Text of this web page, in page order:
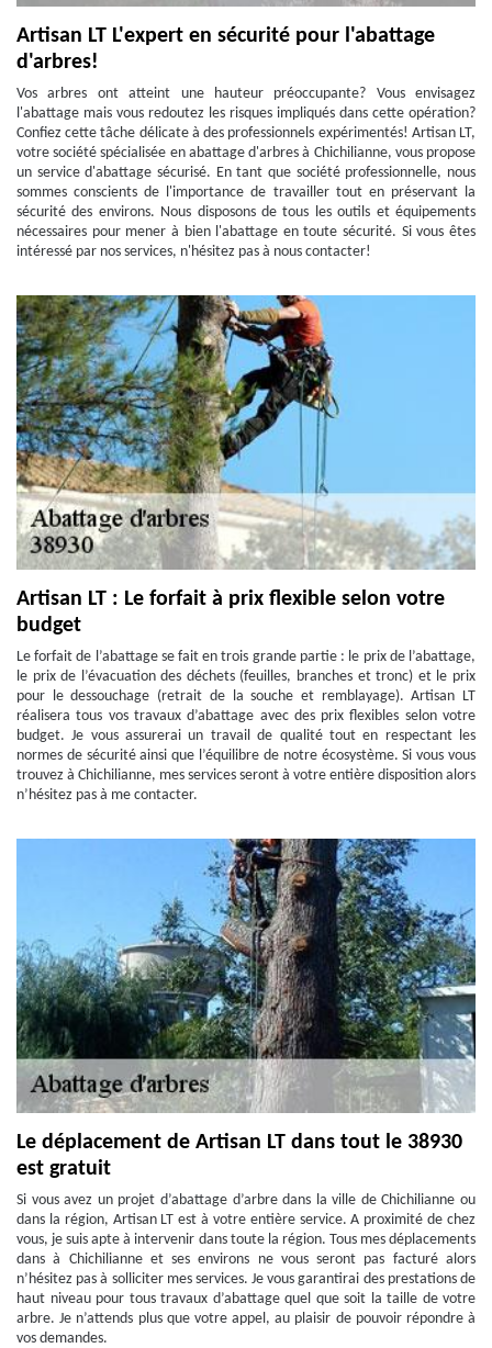
Artisan LT L'expert en sécurité pour l'abattage
d'arbres!
Vos arbres ont atteint une hauteur préoccupante? Vous envisagez
l'abattage mais vous redoutez les risques impliqués dans cette opération?
Confiez cette tâche délicate à des professionnels expérimentés! Artisan LT,
votre société spécialisée en abattage d'arbres à Chichilianne, vous propose
un service d'abattage sécurisé. En tant que société professionnelle, nous
sommes conscients de l'importance de travailler tout en préservant la
sécurité des environs. Nous disposons de tous les outils et équipements
nécessaires pour mener à bien l'abattage en toute sécurité. Si vous êtes
intéressé par nos services, n'hésitez pas à nous contacter!
Artisan LT : Le forfait à prix flexible selon votre
budget
Le forfait de l’abattage se fait en trois grande partie : le prix de l’abattage,
le prix de l’évacuation des déchets (feuilles, branches et tronc) et le prix
pour le dessouchage (retrait de la souche et remblayage). Artisan LT
réalisera tous vos travaux d’abattage avec des prix flexibles selon votre
budget. Je vous assurerai un travail de qualité tout en respectant les
normes de sécurité ainsi que l’équilibre de notre écosystème. Si vous vous
trouvez à Chichilianne, mes services seront à votre entière disposition alors
n’hésitez pas à me contacter.
Le déplacement de Artisan LT dans tout le 38930
est gratuit
Si vous avez un projet d’abattage d’arbre dans la ville de Chichilianne ou
dans la région, Artisan LT est à votre entière service. A proximité de chez
vous, je suis apte à intervenir dans toute la région. Tous mes déplacements
dans à Chichilianne et ses environs ne vous seront pas facturé alors
n’hésitez pas à solliciter mes services. Je vous garantirai des prestations de
haut niveau pour tous travaux d’abattage quel que soit la taille de votre
arbre. Je n’attends plus que votre appel, au plaisir de pouvoir répondre à
vos demandes.